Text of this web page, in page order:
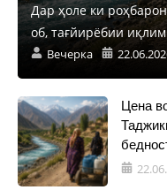
Дар ҳоле ки
об, тағйирёбии
Вечерка
Цена